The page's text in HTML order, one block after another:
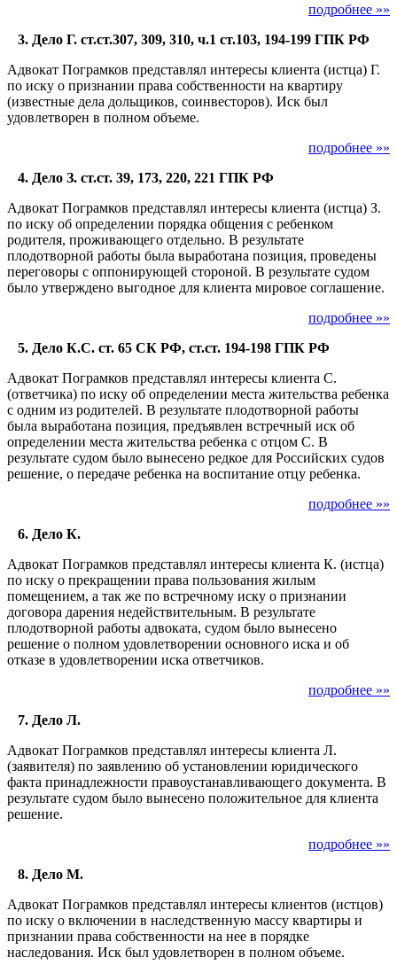
подробнее »»
3. Дело Г. ст.ст.307, 309, 310, ч.1 ст.103, 194-199 ГПК РФ
Адвокат Пограмков представлял интересы клиента (истца) Г.
по иску о признании права собственности на квартиру
(известные дела дольщиков, соинвесторов). Иск был
удовлетворен в полном объеме.
подробнее »»
4. Дело З. ст.ст. 39, 173, 220, 221 ГПК РФ
Адвокат Пограмков представлял интересы клиента (истца) З.
по иску об определении порядка общения с ребенком
родителя, проживающего отдельно. В результате
плодотворной работы была выработана позиция, проведены
переговоры с оппонирующей стороной. В результате судом
было утверждено выгодное для клиента мировое соглашение.
подробнее »»
5. Дело К.С. ст. 65 СК РФ, ст.ст. 194-198 ГПК РФ
Адвокат Пограмков представлял интересы клиента С.
(ответчика) по иску об определении места жительства ребенка
с одним из родителей. В результате плодотворной работы
была выработана позиция, предъявлен встречный иск об
определении места жительства ребенка с отцом С. В
результате судом было вынесено редкое для Российских судов
решение, о передаче ребенка на воспитание отцу ребенка.
подробнее »»
6. Дело К.
Адвокат Пограмков представлял интересы клиента К. (истца)
по иску о прекращении права пользования жилым
помещением, а так же по встречному иску о признании
договора дарения недействительным. В результате
плодотворной работы адвоката, судом было вынесено
решение о полном удовлетворении основного иска и об
отказе в удовлетворении иска ответчиков.
подробнее »»
7. Дело Л.
Адвокат Пограмков представлял интересы клиента Л.
(заявителя) по заявлению об установлении юридического
факта принадлежности правоустанавливающего документа. В
результате судом было вынесено положительное для клиента
решение.
подробнее »»
8. Дело М.
Адвокат Пограмков представлял интересы клиентов (истцов)
по иску о включении в наследственную массу квартиры и
признании права собственности на нее в порядке
наследования. Иск был удовлетворен в полном объеме.